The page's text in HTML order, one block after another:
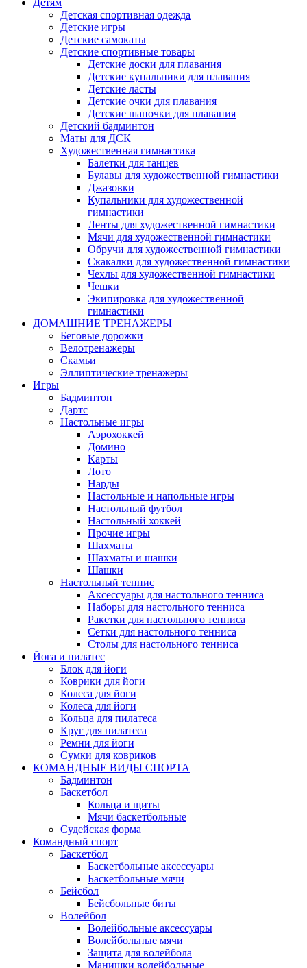
Детская спортивная одежда
Детские игры
Детские самокаты
Детские спортивные товары
Детские доски для плавания
Детские купальники для плавания
Детские ласты
Детские очки для плавания
Детские шапочки для плавания
Детский бадминтон
Маты для ДСК
Художественная гимнастика
Балетки для танцев
Булавы для художественной гимнастики
Джазовки
Купальники для художественной
гимнастики
Ленты для художественной гимнастики
Мячи для художественной гимнастики
Обручи для художественной гимнастики
Скакалки для художественной гимнастики
Чехлы для художественной гимнастики
Чешки
Экипировка для художественной
гимнастики
ДОМАШНИЕ ТРЕНАЖЕРЫ
Беговые дорожки
Велотренажеры
Скамьи
Эллиптические тренажеры
Игры
Бадминтон
Дартс
Настольные игры
Аэрохоккей
Домино
Карты
Лото
Нарды
Настольные и напольные игры
Настольный футбол
Настольный хоккей
Прочие игры
Шахматы
Шахматы и шашки
Шашки
Настольный теннис
Аксессуары для настольного тенниса
Наборы для настольного тенниса
Ракетки для настольного тенниса
Сетки для настольного тенниса
Столы для настольного тенниса
Йога и пилатес
Блок для йоги
Коврики для йоги
Колеса для йоги
Колеса для йоги
Кольца для пилатеса
Круг для пилатеса
Ремни для йоги
Сумки для ковриков
КОМАНДНЫЕ ВИДЫ СПОРТА
Бадминтон
Баскетбол
Кольца и щиты
Мячи баскетбольные
Судейская форма
Командный спорт
Баскетбол
Баскетбольные аксессуары
Баскетбольные мячи
Бейсбол
Бейсбольные биты
Волейбол
Волейбольные аксессуары
Волейбольные мячи
Защита для волейбола
Манишки волейбольные